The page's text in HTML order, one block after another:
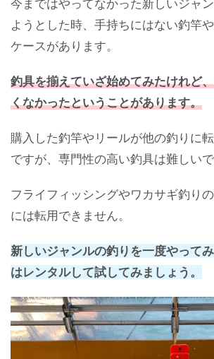
今まではやってなかった新しいジャ
ようとした時、手持ちにはない釣竿
ケースがあります。
釣具を揃えていざ始めてみたけれど
くなかったということがあります。
購入した釣竿やリールが他の釣りに
ですが、専門性の高い釣具は難しいで
フライフィッシングやワカサギ釣り
には転用できません。
新しいジャンルの釣りを一度やって
はレンタルして試してみましょう。